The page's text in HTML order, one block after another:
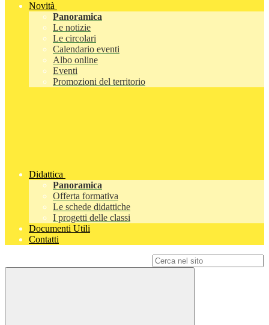
Novità
Panoramica
Le notizie
Le circolari
Calendario eventi
Albo online
Eventi
Promozioni del territorio
Didattica
Panoramica
Offerta formativa
Le schede didattiche
I progetti delle classi
Documenti Utili
Contatti